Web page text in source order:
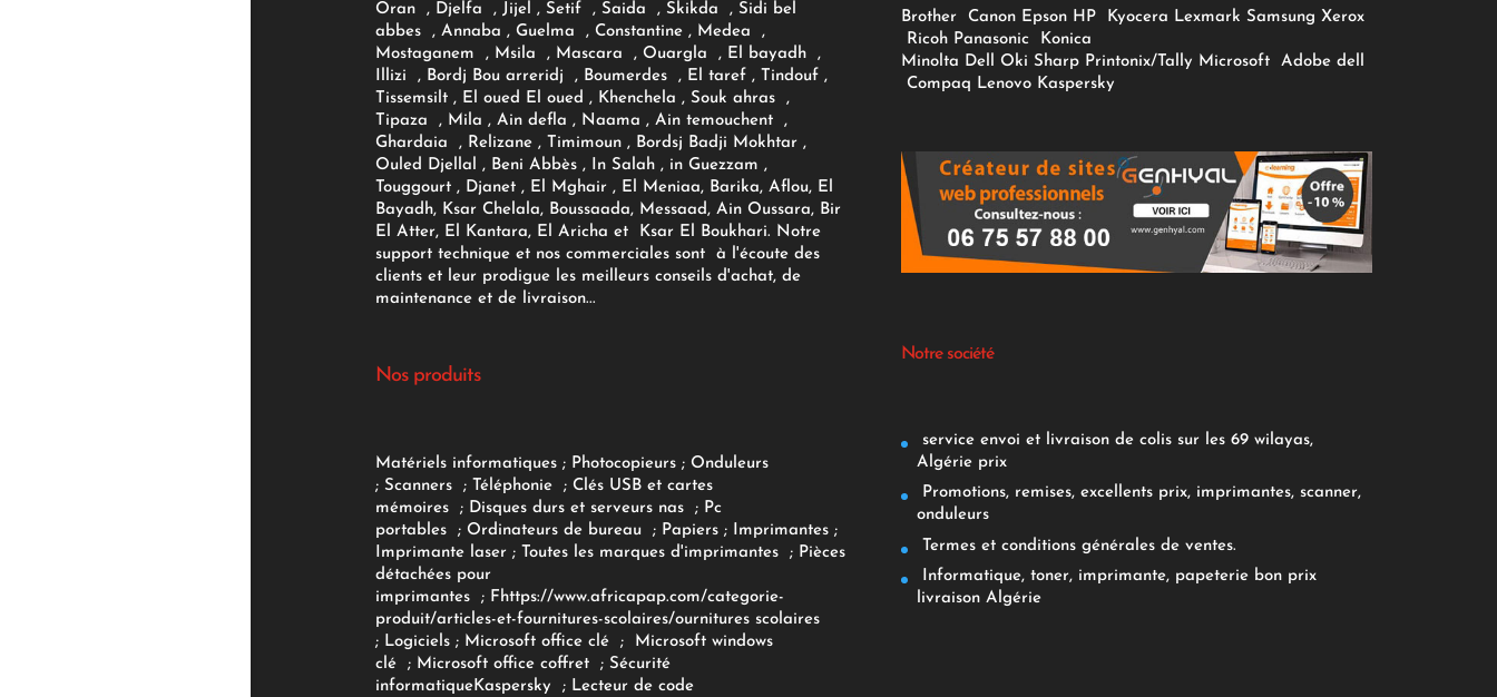
Oran , Djelfa , Jijel , Setif , Saida , Skikda , Sidi bel
abbes , Annaba , Guelma , Constantine , Medea ,
Mostaganem , Msila , Mascara , Ouargla , El bayadh ,
Illizi , Bordj Bou arreridj , Boumerdes , El taref , Tindouf ,
Tissemsilt , El oued El oued , Khenchela , Souk ahras ,
Tipaza , Mila , Ain defla , Naama , Ain temouchent ,
Ghardaia , Relizane , Timimoun , Bordsj Badji Mokhtar ,
Ouled Djellal , Beni Abbès , In Salah , in Guezzam ,
Touggourt , Djanet , El Mghair , El Meniaa, Barika, Aflou, El
Bayadh, Ksar Chelala, Boussaada, Messaad, Ain Oussara, Bir
El Atter, El Kantara, El Aricha et Ksar El Boukhari. Notre
support technique et nos commerciales sont à l'écoute des
clients et leur prodigue les meilleurs conseils d'achat, de
maintenance et de livraison...
Nos produits
Matériels informatiques; Photocopieurs; Onduleurs
; Scanners ; Téléphonie ; Clés USB et cartes
mémoires
; Disques durs et serveurs nas ; Pc
portables
; Ordinateurs de bureau ; Papiers; Imprimantes;
Imprimante laser; Toutes les marques d'imprimantes ; Pièces
détachées pour
imprimantes
; F https://www.africapap.com/categorie-
produit/articles-et-fournitures-scolaires/ournitures scolaires
; Logiciels ; Microsoft office clé ;
Microsoft windows
clé; Microsoft office coffret ; Sécurité
informatiqueKaspersky ; Lecteur de code
Brother Canon Epson HP Kyocera Lexmark Samsung Xerox
Ricoh Panasonic
Konica
Minolta Dell Oki Sharp Printonix/Tally Microsoft Adobe dell
Compaq Lenovo Kaspersky
Notre société
service envoi et livraison de colis sur les 69 wilayas,
Algérie prix
Promotions, remises, excellents prix, imprimantes, scanner,
onduleurs
Termes et conditions générales de ventes.
Informatique, toner, imprimante, papeterie bon prix
livraison Algérie